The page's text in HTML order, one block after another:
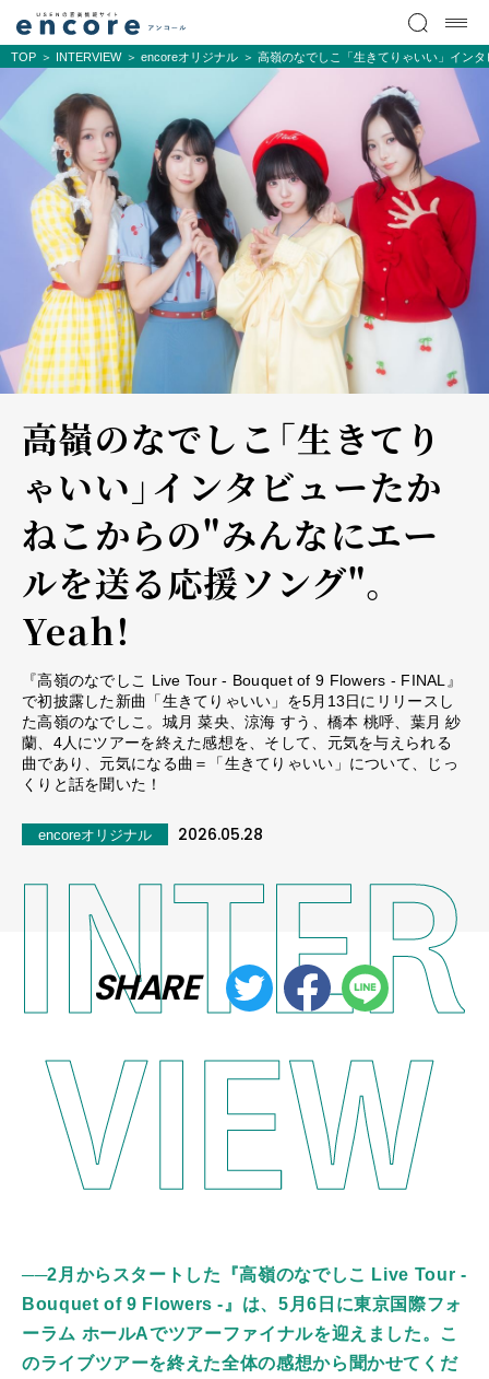
TOP INTERVIEW encoreオリジナル 高嶺のなでしこ「生きてりゃいい」イン
高嶺のなでしこ「生きてり
ゃいい」インタビュー――たか
ねこからの"みんなにエー
ルを送る応援ソング"。
Yeah！
『高嶺のなでしこ Live Tour - Bouquet of 9 Flowers - FINAL』
で初披露した新曲「生きてりゃいい」を5月13日にリリースし
た高嶺のなでしこ。城月 菜央、涼海 すう、橋本 桃呼、葉月 紗
蘭、4人にツアーを終えた感想を、そして、元気を与えられる
曲であり、元気になる曲＝「生きてりゃいい」について、じっ
くりと話を聞いた！
encoreオリジナル 2026.05.28
SHARE
──2月からスタートした『高嶺のなでしこ Live Tour -
Bouquet of 9 Flowers - 』は、5月6日に東京国際フォ
ーラム ホールAでツアーファイナルを迎えました。こ
のライブツアーを終えた全体の感想から聞かせてくだ